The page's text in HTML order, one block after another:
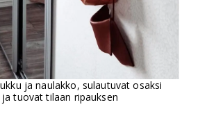
ja naulakko, sulautuvat osaksi
tuovat tilaan ripauksen